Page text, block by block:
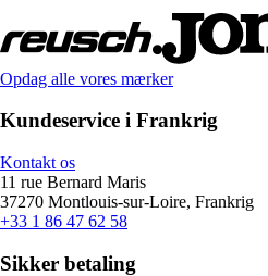
Opdag alle vores mærker
Kundeservice i Frankrig
Kontakt os
11 rue Bernard Maris
37270 Montlouis-sur-Loire, Frankrig
+33 1 86 47 62 58
Sikker betaling